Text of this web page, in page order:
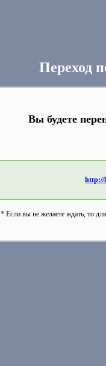
Переход
Вы будете
http://
* Если вы не желаете ждать, то